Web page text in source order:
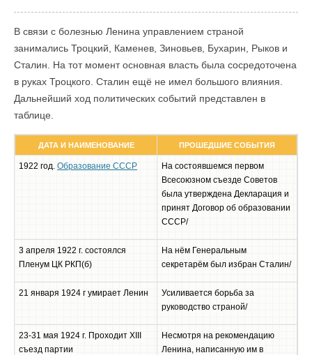
В связи с болезнью Ленина управлением страной
занимались Троцкий, Каменев, Зиновьев, Бухарин, Рыков и
Сталин. На тот момент основная власть была сосредоточена
в руках Троцкого. Сталин ещё не имел большого влияния.
Дальнейший ход политических событий представлен в
таблице.
ДАТА И НАИМЕНОВАНИЕ ПРОШЕДШИЕ СОБЫТИЯ
1922 год. Образование СССР
На состоявшемся первом
Всесоюзном съезде Советов
была утверждена Декларация и
принят Договор об образовании
СССР/
3 апреля 1922 г. состоялся
Пленум ЦК РКП(б)
На нём Генеральным
секретарём был избран Сталин/
21 января 1924 г умирает Ленин
Усиливается борьба за
руководство страной/
23-31 мая 1924 г. Проходит XIII
съезд партии
Несмотря на рекомендацию
Ленина, написанную им в